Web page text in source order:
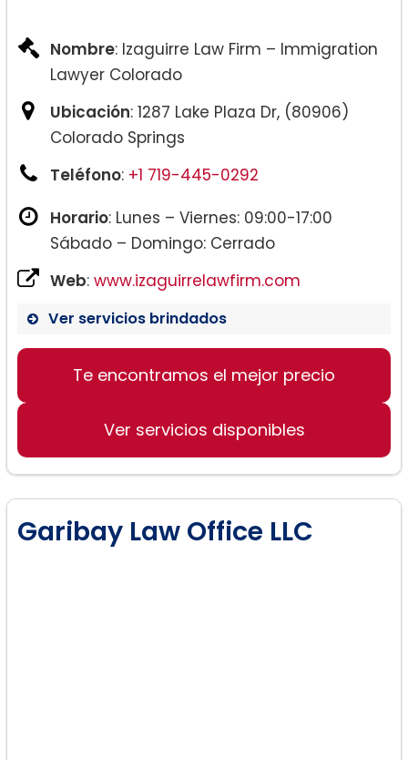
Nombre: Izaguirre Law Firm – Immigration
Lawyer Colorado
Ubicación: 1287 Lake Plaza Dr, (80906)
Colorado Springs
Teléfono: +1 719-445-0292
Horario: Lunes – Viernes: 09:00-17:00
Sábado – Domingo: Cerrado
Web: www.izaguirrelawfirm.com
Ver servicios brindados
Te encontramos el mejor precio
Ver servicios disponibles
Garibay Law Office LLC